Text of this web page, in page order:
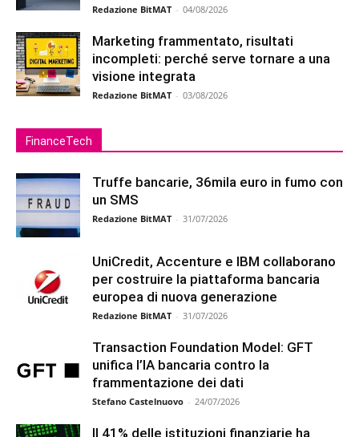
Redazione BitMAT - 04/08/2026
Marketing frammentato, risultati
incompleti: perché serve tornare a una
visione integrata
Redazione BitMAT - 03/08/2026
FinanceTech
Truffe bancarie, 36mila euro in fumo con
un SMS
Redazione BitMAT - 31/07/2026
UniCredit, Accenture e IBM collaborano
per costruire la piattaforma bancaria
europea di nuova generazione
Redazione BitMAT - 31/07/2026
Transaction Foundation Model: GFT
unifica l’IA bancaria contro la
frammentazione dei dati
Stefano Castelnuovo - 24/07/2026
Il 41% delle istituzioni finanziarie ha